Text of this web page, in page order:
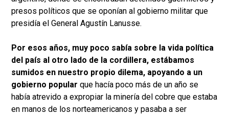
presos políticos que se oponían al gobierno militar que
presidía el General Agustín Lanusse.
Por esos años, muy poco sabía sobre la vida política
del país al otro lado de la cordillera, estábamos
sumidos en nuestro propio dilema, apoyando a un
gobierno popular que hacía poco más de un año se
había atrevido a expropiar la minería del cobre que estaba
en manos de los norteamericanos y pasaba a ser